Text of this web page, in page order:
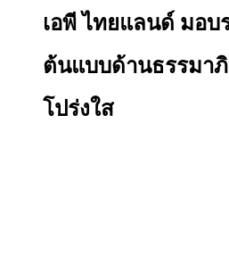
เอพี ไทยแลนด์ มอบ
ต้นแบบด้านธรรมา
โปร่งใส